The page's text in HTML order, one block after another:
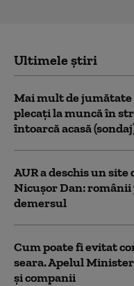
Ultimele știri
Mai mult de
plecați la muncă în
întoarcă acasă
AUR a deschis un
Nicușor Dan:
demersul
Cum poate fi evitat
seara. Apelul
și companii